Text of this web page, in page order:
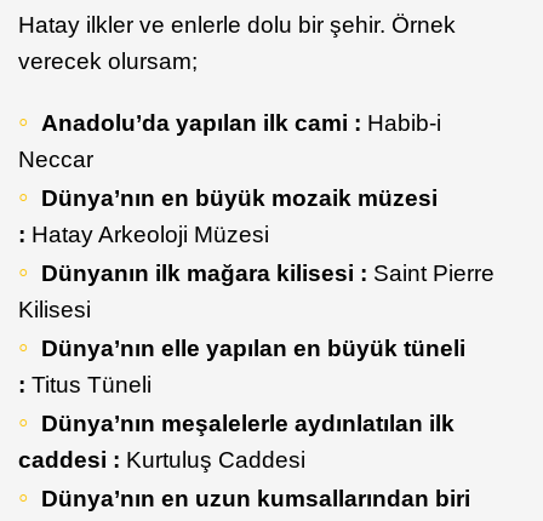
Hatay ilkler ve enlerle dolu bir şehir. Örnek
verecek olursam;
Anadolu’da yapılan ilk cami : Habib-i
Neccar
Dünya’nın en büyük mozaik müzesi
: Hatay Arkeoloji Müzesi
Dünyanın ilk mağara kilisesi : Saint Pierre
Kilisesi
Dünya’nın elle yapılan en büyük tüneli
: Titus Tüneli
Dünya’nın meşalelerle aydınlatılan ilk
caddesi : Kurtuluş Caddesi
Dünya’nın en uzun kumsallarından biri